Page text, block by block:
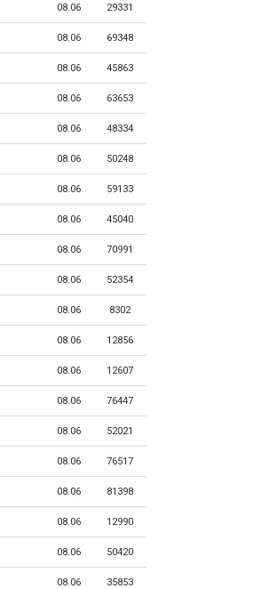
08.06 29331
08.06 69348
08.06 45863
08.06 63653
08.06 48334
08.06 50248
08.06 59133
08.06 45040
08.06 70991
08.06 52354
08.06 8302
08.06 12856
08.06 12607
08.06 76447
08.06 52021
08.06 76517
08.06 81398
08.06 12990
08.06 50420
08.06 35853